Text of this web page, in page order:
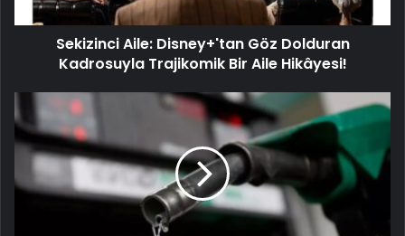
Sekizinci Aile: Disney+'tan Göz Dolduran
Kadrosuyla Trajikomik Bir Aile Hikâyesi!